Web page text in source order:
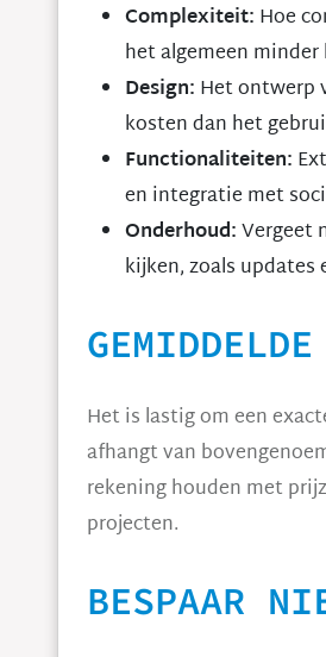
Complexiteit: Hoe
het algemeen
Design: Het ontwerp
kosten dan het
Functionaliteiten:
en integratie met
Onderhoud:Vergeet
kijken, zoals updates
Het is lastig om een
afhangt van
rekening houden met
projecten.
BESPAAR